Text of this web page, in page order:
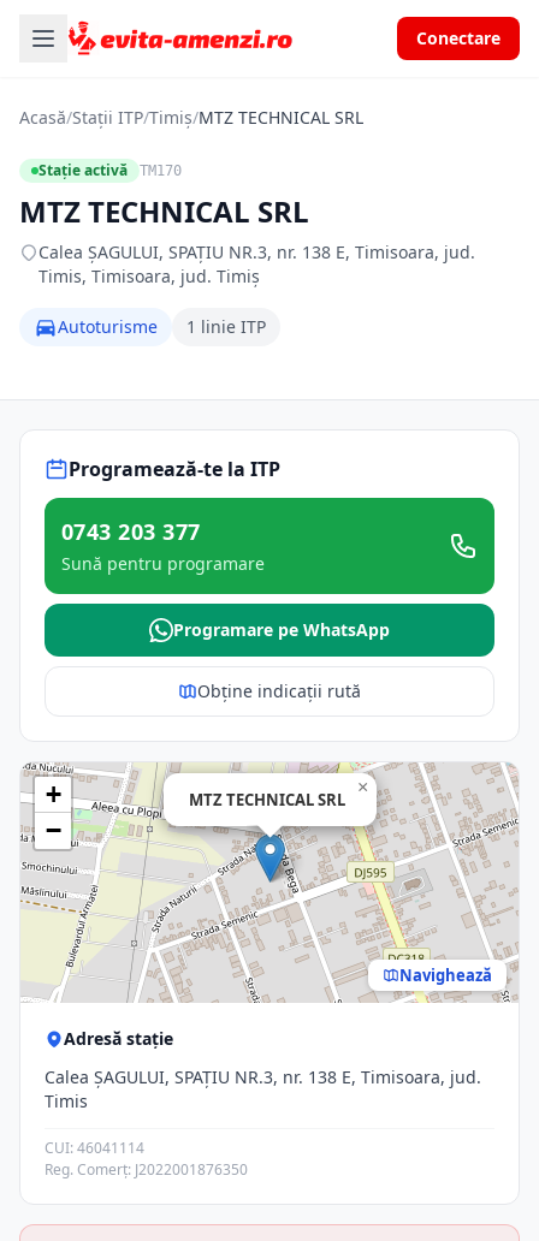
Conectare
Acasă/Stații ITP/Timiș/MTZ TECHNICAL SRL
Stație activă TM170
MTZ TECHNICAL SRL
Calea ŞAGULUI, SPAŢIU NR.3, nr. 138 E, Timisoara, jud.
Timis, Timisoara, jud. Timiș
Autoturisme 1 linie ITP
Programează-te la ITP
0743 203 377
Sună pentru programare
Programare pe WhatsApp
Obține indicații rută
MTZ TECHNICAL SRL
×
+
−
Navighează
Adresă stație
Calea ŞAGULUI, SPAŢIU NR.3, nr. 138 E, Timisoara, jud.
Timis
CUI: 46041114
Reg. Comerț: J2022001876350